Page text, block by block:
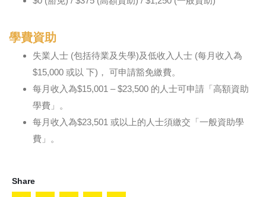
學費資助
失業人士 (包括待業及失學)及低收入人士 (每月收入為
$15,000 或以 下)， 可申請豁免繳費。
每月收入為$15,001 – $23,500 的人士可申請「高額資助
學費」。
每月收入為$23,501 或以上的人士須繳交「一般資助學
費」。
Share